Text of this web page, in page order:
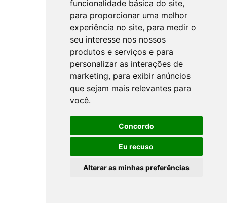
funcionalidade básica do site,
para proporcionar uma melhor
experiência no site, para medir o
seu interesse nos nossos
produtos e serviços e para
personalizar as interações de
marketing, para exibir anúncios
que sejam mais relevantes para
você.
Concordo
Eu recuso
Alterar as minhas preferências